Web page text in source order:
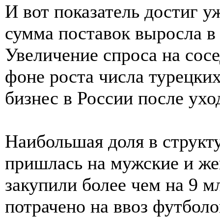
И вот показатель достиг
сумма поставок выросла
Увеличение спроса на
фоне роста числа
бизнес в России после
Наибольшая доля в
пришлась на мужские и
закупили более чем на 9
потрачено на ввоз